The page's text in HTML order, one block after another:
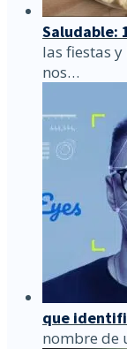
Saludable:
las fiestas
nos…
que
nombre de